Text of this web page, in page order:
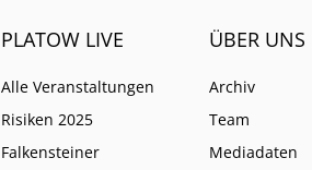
PLATOW LIVE
Alle Veranstaltungen
Risiken 2025
Falkensteiner
ÜBER UNS
Archiv
Team
Mediadaten